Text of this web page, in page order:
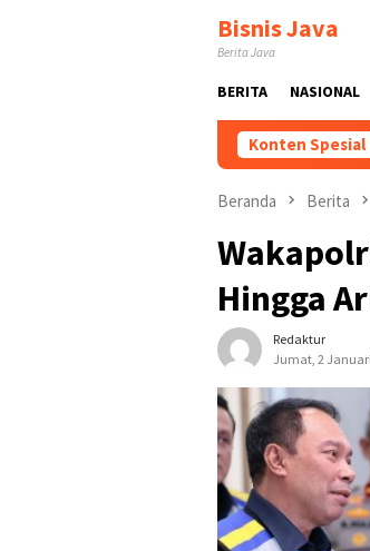
Bisnis Java
Berita Java
BERITA NASIONAL
Konten Spesial
Ibnu Riza Dorong Kapolri Cup
Beranda Berita
Hingga
Redaktur
Jumat, 2